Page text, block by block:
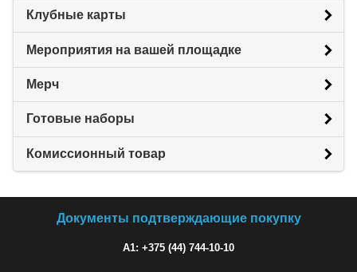
Клубные карты
Мероприятия на вашей площадке
Мерч
Готовые наборы
Комиссионный товар
Документы подтверждающие покупку
A1: +375 (44) 744-10-10